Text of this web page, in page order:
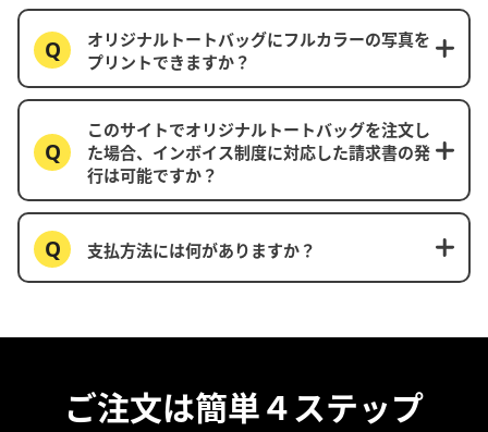
オリジナルトートバッグにフルカラーの写真を
プリントできますか？
このサイトでオリジナルトートバッグを注文し
た場合、インボイス制度に対応した請求書の発
行は可能ですか？
支払方法には何がありますか？
ご注文は簡単４ステップ